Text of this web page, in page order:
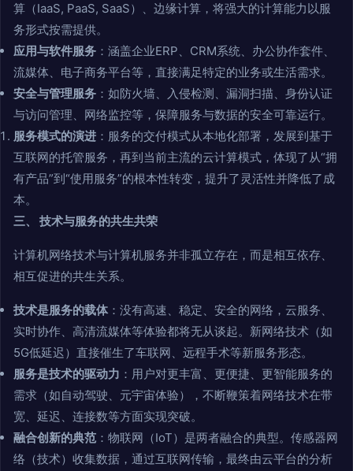
算（IaaS, PaaS, SaaS）、边缘计算，将强大的计算能力以服
务形式按需提供。
应用与软件服务 ：涵盖企业ERP、CRM系统、办公协作套件、
流媒体、电子商务平台等，直接满足特定的业务或生活需求。
安全与管理服务 ：如防火墙、入侵检测、漏洞扫描、身份认证
与访问管理、网络监控等，保障服务与数据的安全可靠运行。
服务模式的演进 ：服务的交付模式从本地化部署，发展到基于
互联网的托管服务，再到当前主流的云计算模式，体现了从“拥
有产品”到“使用服务”的根本性转变，提升了灵活性并降低了成
本。
三、 技术与服务的共生共荣
计算机网络技术与计算机服务并非孤立存在，而是相互依存、
相互促进的共生关系。
技术是服务的载体：没有高速、稳定、安全的网络，云服务、
实时协作、高清流媒体等体验都将无从谈起。新网络技术（如
5G低延迟）直接催生了车联网、远程手术等新服务形态。
服务是技术的驱动力 ：用户对更丰富、更便捷、更智能服务的
需求（如自动驾驶、元宇宙体验），不断鞭策着网络技术在带
宽、延迟、连接数等方面实现突破。
融合创新的典范 ：物联网（IoT）是两者融合的典型。传感器网
络（技术）收集数据，通过互联网传输，最终由云平台的分析